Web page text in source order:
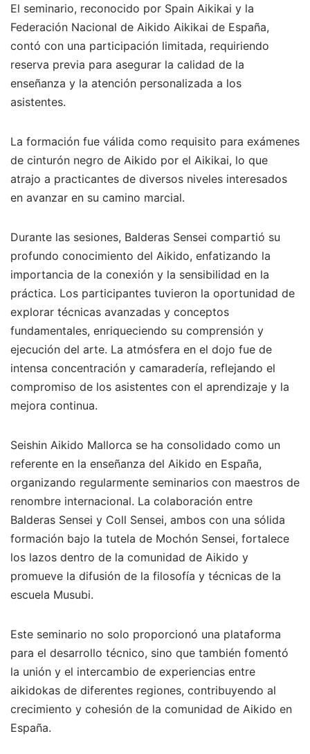
El seminario, reconocido por Spain Aikikai y la
Federación Nacional de Aikido Aikikai de España,
contó con una participación limitada, requiriendo
reserva previa para asegurar la calidad de la
enseñanza y la atención personalizada a los
asistentes.
La formación fue válida como requisito para exámenes
de cinturón negro de Aikido por el Aikikai, lo que
atrajo a practicantes de diversos niveles interesados
en avanzar en su camino marcial.
Durante las sesiones, Balderas Sensei compartió su
profundo conocimiento del Aikido, enfatizando la
importancia de la conexión y la sensibilidad en la
práctica. Los participantes tuvieron la oportunidad de
explorar técnicas avanzadas y conceptos
fundamentales, enriqueciendo su comprensión y
ejecución del arte. La atmósfera en el dojo fue de
intensa concentración y camaradería, reflejando el
compromiso de los asistentes con el aprendizaje y la
mejora continua.
Seishin Aikido Mallorca se ha consolidado como un
referente en la enseñanza del Aikido en España,
organizando regularmente seminarios con maestros de
renombre internacional. La colaboración entre
Balderas Sensei y Coll Sensei, ambos con una sólida
formación bajo la tutela de Mochón Sensei, fortalece
los lazos dentro de la comunidad de Aikido y
promueve la difusión de la filosofía y técnicas de la
escuela Musubi.
Este seminario no solo proporcionó una plataforma
para el desarrollo técnico, sino que también fomentó
la unión y el intercambio de experiencias entre
aikidokas de diferentes regiones, contribuyendo al
crecimiento y cohesión de la comunidad de Aikido en
España.